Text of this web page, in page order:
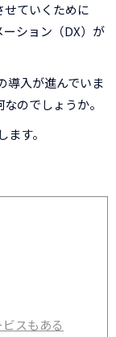
ていくために
ション（DX）が
導入が進んでいま
のでしょうか。
す。
スもある